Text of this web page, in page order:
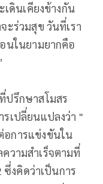
เดินเคียงข้างกัน
ะร่วมสุข วันที่เรา
นในยามยากคือ
รึกษาสโมสร
เปลี่ยนแปลงว่า "
การแข่งขันใน
วามสำเร็จตามที่
ซึ่งคิดว่าเป็นการ